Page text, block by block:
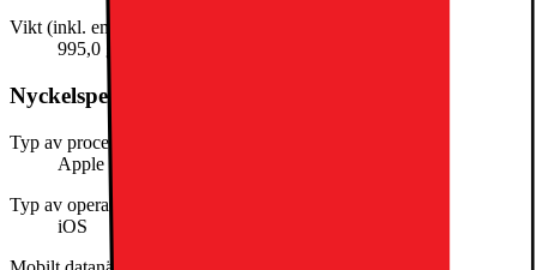
Vikt (inkl. emballage)
995,0 g
Nyckelspecifikation
Typ av processor
Apple silicon
Typ av operativsystem
iOS